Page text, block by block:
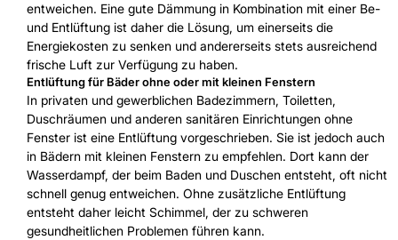
entweichen. Eine gute Dämmung in Kombination mit einer Be-
und Entlüftung ist daher die Lösung, um einerseits die
Energiekosten zu senken und andererseits stets ausreichend
frische Luft zur Verfügung zu haben.
Entlüftung für Bäder ohne oder mit kleinen Fenstern
In privaten und gewerblichen Badezimmern, Toiletten,
Duschräumen und anderen sanitären Einrichtungen ohne
Fenster ist eine Entlüftung vorgeschrieben. Sie ist jedoch auch
in Bädern mit kleinen Fenstern zu empfehlen. Dort kann der
Wasserdampf, der beim Baden und Duschen entsteht, oft nicht
schnell genug entweichen. Ohne zusätzliche Entlüftung
entsteht daher leicht Schimmel, der zu schweren
gesundheitlichen Problemen führen kann.